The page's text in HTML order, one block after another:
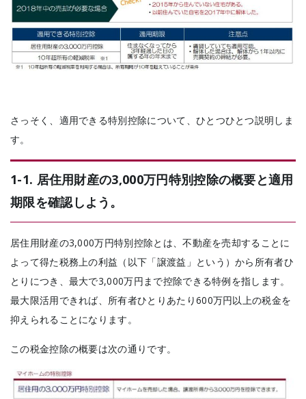
さっそく、適用できる特別控除について、ひとつひとつ説明しま
す。
1-1. 居住用財産の3,000万円特別控除の概要と適用
期限を確認しよう。
居住用財産の3,000万円特別控除とは、不動産を売却することに
よって得た税務上の利益（以下「譲渡益」という）から所有者ひ
とりにつき、最大で3,000万円まで控除できる特例を指します。
最大限活用できれば、所有者ひとりあたり600万円以上の税金を
抑えられることになります。
この税金控除の概要は次の通りです。